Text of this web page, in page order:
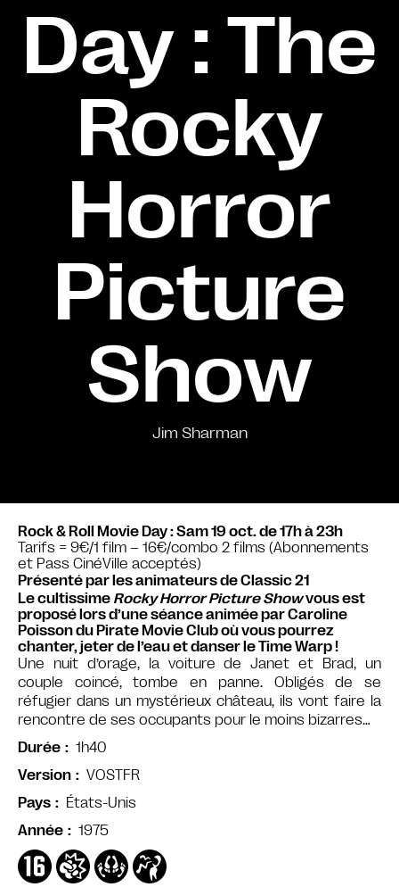
Day : The
Rocky
Horror
Picture
Show
Jim Sharman
Rock & Roll Movie Day : Sam 19 oct. de 17h à 23h
Tarifs = 9€/1 film – 16€/combo 2 films (Abonnements
et Pass CinéVille acceptés)
Présenté par les animateurs de Classic 21
Lecultissime Rocky Horror Picture Showvous est
proposé lors d’une séance animée par Caroline
Poisson du Pirate Movie Club où vous pourrez
chanter, jeter de l’eau et danser le Time Warp !
Une nuit d’orage, la voiture de Janet et Brad, un
couple coincé, tombe en panne. Obligés de se
réfugier dans un mystérieux château, ils vont faire la
rencontre de ses occupants pour le moins bizarres…
Durée
1h40
Version
VOSTFR
Pays
États-Unis
Année
1975